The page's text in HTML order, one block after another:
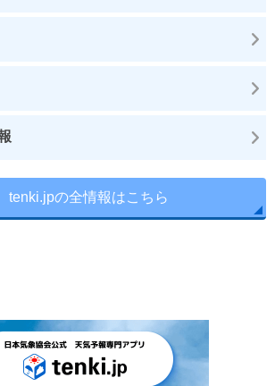
tenki.jpの全情報はこちら